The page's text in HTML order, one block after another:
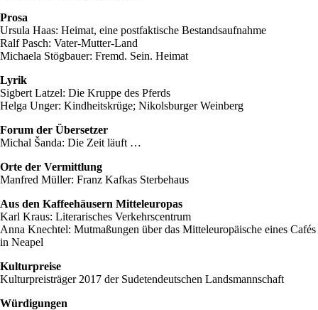
Prosa
Ursula Haas: Heimat, eine postfaktische Bestandsaufnahme
Ralf Pasch: Vater-Mutter-Land
Michaela Stögbauer: Fremd. Sein. Heimat
Lyrik
Sigbert Latzel: Die Kruppe des Pferds
Helga Unger: Kindheitskrüge; Nikolsburger Weinberg
Forum der Übersetzer
Michal Šanda: Die Zeit läuft …
Orte der Vermittlung
Manfred Müller: Franz Kafkas Sterbehaus
Aus den Kaffeehäusern Mitteleuropas
Karl Kraus: Literarisches Verkehrscentrum
Anna Knechtel: Mutmaßungen über das Mitteleuropäische eines Cafés
in Neapel
Kulturpreise
Kulturpreisträger 2017 der Sudetendeutschen Landsmannschaft
Würdigungen